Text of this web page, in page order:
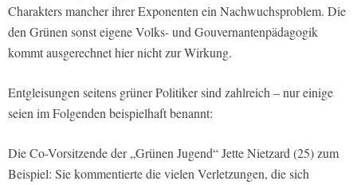
Charakters mancher ihrer Exponenten ein Nachwuchsproblem. Die
den Grünen sonst eigene Volks- und Gouvernantenpädagogik
kommt ausgerechnet hier nicht zur Wirkung.
Entgleisungen seitens grüner Politiker sind zahlreich – nur einige
seien im Folgenden beispielhaft benannt:
Die Co-Vorsitzende der „Grünen Jugend“ Jette Nietzard (25) zum
Beispiel: Sie kommentierte die vielen Verletzungen, die sich